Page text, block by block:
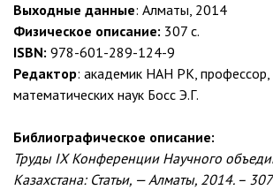
Выходные данные: Алматы, 2014
Физическое описание: 307 с.
ISBN: 978-601-289-124-9
Редактор: академик НАН РК,
математических наук Босс Э.Г.
Библиографическое описание:
Труды IX Конференции Научного
Казахстана: Статьи, — Алматы, 2014. –